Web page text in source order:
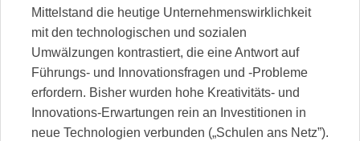
Mittelstand die heutige Unternehmenswirklichkeit
mit den technologischen und sozialen
Umwälzungen kontrastiert, die eine Antwort auf
Führungs- und Innovationsfragen und -Probleme
erfordern. Bisher wurden hohe Kreativitäts- und
Innovations-Erwartungen rein an Investitionen in
neue Technologien verbunden („Schulen ans Netz”).